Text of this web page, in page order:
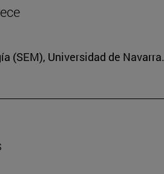
(SEM), Universidad de Navarra.